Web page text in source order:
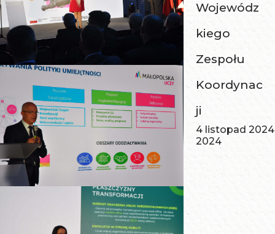
Wojewódz
kiego
Zespołu
Koordynac
ji
4 listopad 2024
2024